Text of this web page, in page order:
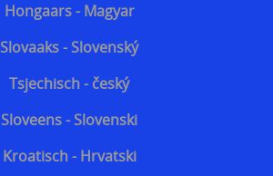
Hongaars - Magyar
Slovaaks - Slovenský
Tsjechisch - český
Sloveens - Slovenski
Kroatisch - Hrvatski